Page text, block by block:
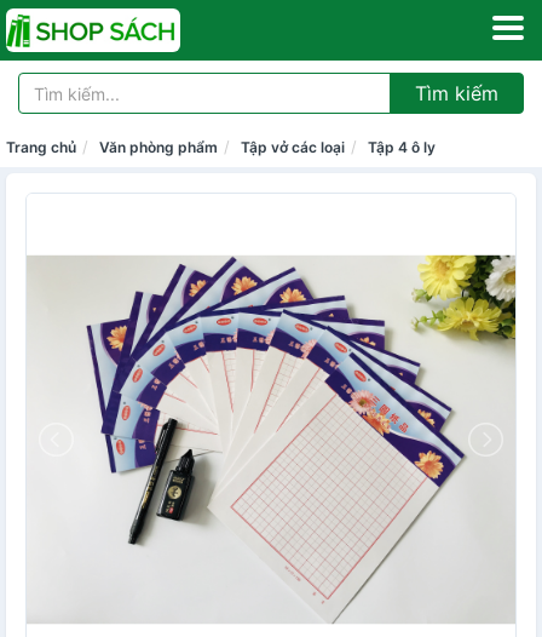
Tìm kiếm
Trang chủ Văn phòng phẩm Tập vở các loại Tập 4 ô ly